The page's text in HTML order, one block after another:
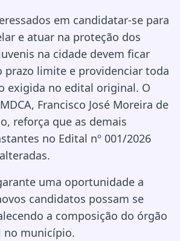
em candidatar-se para
e atuar na proteção dos
na cidade devem ficar
prazo limite e providenciar toda
exigida no edital original. O
Francisco José Moreira de
reforça que as demais
no Edital nº 001/2026
uma oportunidade a
candidatos possam se
a composição do órgão
no município.